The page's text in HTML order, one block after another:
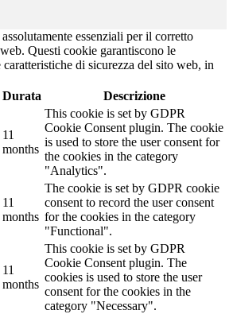
essenziali per il corretto
Questi cookie garantiscono le
di sicurezza del sito web, in
Durata Descrizione
11
months
This cookie is set by GDPR
Cookie Consent plugin. The cookie
is used to store the user consent for
the cookies in the category
"Analytics".
11
months
The cookie is set by GDPR cookie
consent to record the user consent
for the cookies in the category
"Functional".
11
months
This cookie is set by GDPR
Cookie Consent plugin. The
cookies is used to store the user
consent for the cookies in the
category "Necessary".